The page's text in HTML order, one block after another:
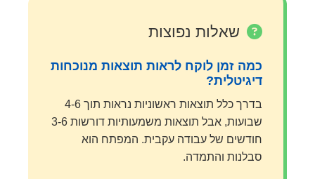
שאלות נפוצות
כמה זמן לוקח לראות תוצאות מנוכחות
דיגיטלית?
בדרך כלל תוצאות ראשוניות נראות תוך 4-6
שבועות, אבל תוצאות משמעותיות דורשות 3-6
חודשים של עבודה עקבית. המפתח הוא
סבלנות והתמדה.